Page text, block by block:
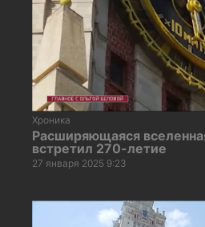
Хроника
Расширяющаяся
встретил 270-летие
27 января 2025 9:23